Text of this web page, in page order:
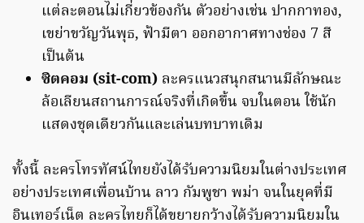
แต่ละตอนไม่เกี่ยวข้องกัน ตัวอย่างเช่น ปากกาทอง,
เขย่าขวัญวันพุธ, ฟ้ามีตา ออกอากาศทางช่อง 7 สี
เป็นต้น
ซิตคอม (sit-com) ละครแนวสนุกสนานมีลักษณะ
ล้อเลียนสถานการณ์จริงที่เกิดขึ้น จบในตอน ใช้นัก
แสดงชุดเดียวกันและเล่นบทบาทเดิม
ทั้งนี้ ละครโทรทัศน์ไทยยังได้รับความนิยมในต่างประเทศ
อย่างประเทศเพื่อนบ้าน ลาว กัมพูชา พม่า จนในยุคที่มี
อินเทอร์เน็ต ละครไทยก็ได้ขยายกว้างได้รับความนิยมใน